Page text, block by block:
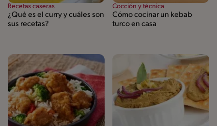
Recetas caseras
¿Qué es el curry y cuáles son
sus recetas?
Cocción y técnica
Cómo cocinar un kebab
turco en casa